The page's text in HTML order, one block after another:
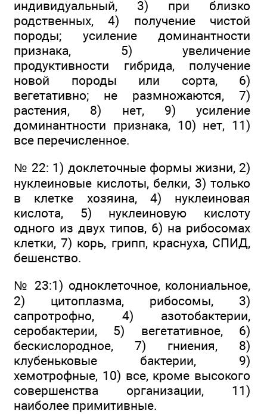
индивидуальный, 3) при близко
родственных, 4) получение чистой
породы; усиление доминантности
признака, 5) увеличение
продуктивности гибрида, получение
новой породы или сорта, 6)
вегетативно; не размножаются, 7)
растения, 8) нет, 9) усиление
доминантности признака, 10) нет, 11)
все перечисленное.
№ 22: 1) доклеточные формы жизни, 2)
нуклеиновые кислоты, белки, 3) только
в клетке хозяина, 4) нуклеиновая
кислота, 5) нуклеиновую кислоту
одного из двух типов, 6) на рибосомах
клетки, 7) корь, грипп, краснуха, СПИД,
бешенство.
№ 23:1) одноклеточное, колониальное,
2) цитоплазма, рибосомы, 3)
сапротрофно, 4) азотобактерии,
серобактерии, 5) вегетативное, 6)
бескислородное, 7) гниения, 8)
клубеньковые бактерии, 9)
хемотрофные, 10) все, кроме высокого
совершенства организации, 11)
наиболее примитивные.